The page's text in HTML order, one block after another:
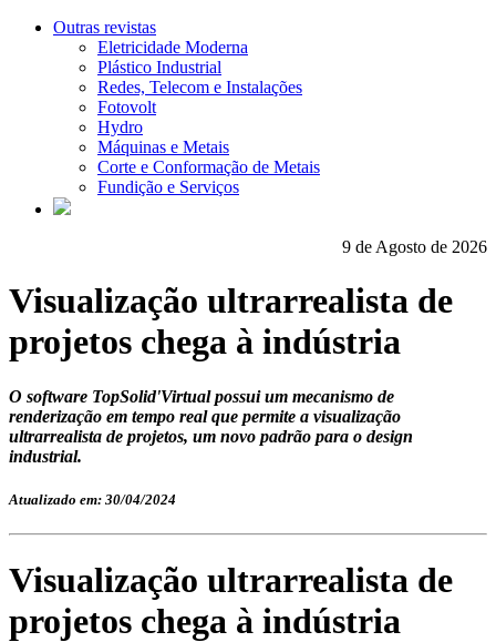
Outras revistas
Eletricidade Moderna
Plástico Industrial
Redes, Telecom e Instalações
Fotovolt
Hydro
Máquinas e Metais
Corte e Conformação de Metais
Fundição e Serviços
9 de Agosto de 2026
Visualização ultrarrealista de
projetos chega à indústria
O software TopSolid'Virtual possui um mecanismo de
renderização em tempo real que permite a visualização
ultrarrealista de projetos, um novo padrão para o design
industrial.
Atualizado em: 30/04/2024
Visualização ultrarrealista de
projetos chega à indústria